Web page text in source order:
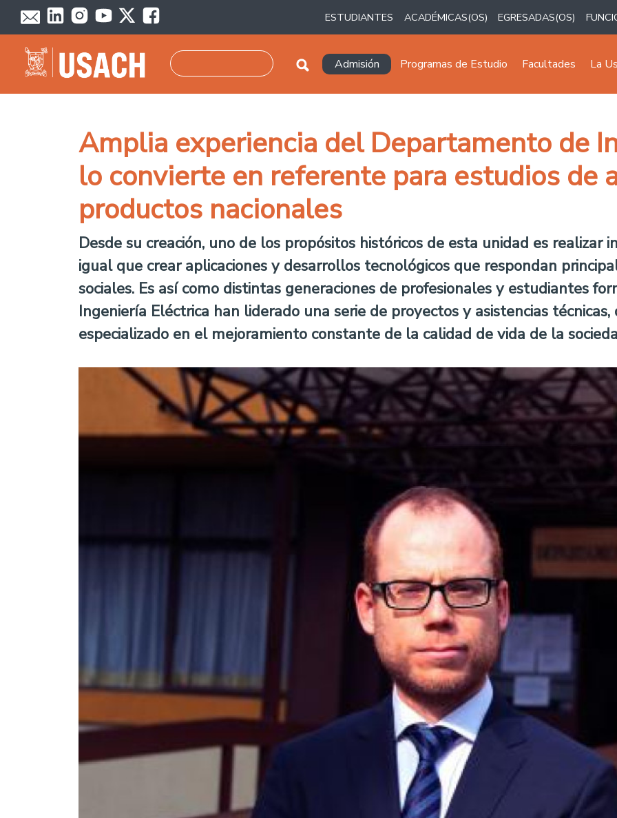
Pasar al contenido principal
ESTUDIANTES ACADÉMICAS(OS) EGRESADAS(OS)
Navegación principal
Admisión Programas de Estudio Facultades La
Amplia experiencia del Departamento de
lo convierte en referente para estudios de
productos nacionales
Desde su creación, uno de los propósitos históricos de esta unidad es realizar
igual que crear aplicaciones y desarrollos tecnológicos que respondan
sociales. Es así como distintas generaciones de profesionales y estudiantes
Ingeniería Eléctrica han liderado una serie de proyectos y asistencias
especializado en el mejoramiento constante de la calidad de vida de la